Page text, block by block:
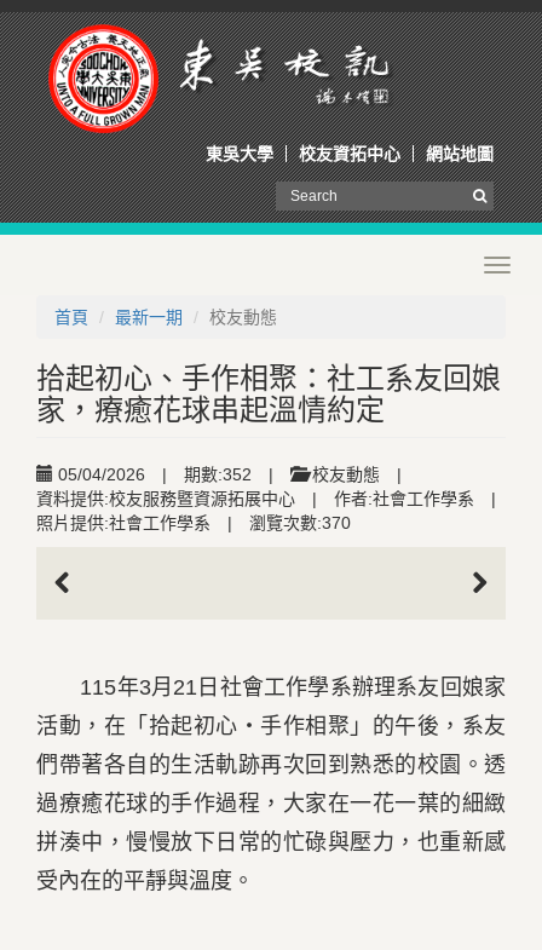
東吳大學 校友資拓中心 網站地圖
首頁
最新一期 校友動態
拾起初心、手作相聚：社工系友回娘
家，療癒花球串起溫情約定
05/04/2026 | 期數:352 | 校友動態
|
資料提供:校友服務暨資源拓展中心
| 作者:社會工作學系
|
照片提供:社會工作學系
| 瀏覽次數:370
115年3月21日社會工作學系辦理系友回娘家
活動，在「拾起初心・手作相聚」的午後，系友
們帶著各自的生活軌跡再次回到熟悉的校園。透
過療癒花球的手作過程，大家在一花一葉的細緻
拼湊中，慢慢放下日常的忙碌與壓力，也重新感
受內在的平靜與溫度。